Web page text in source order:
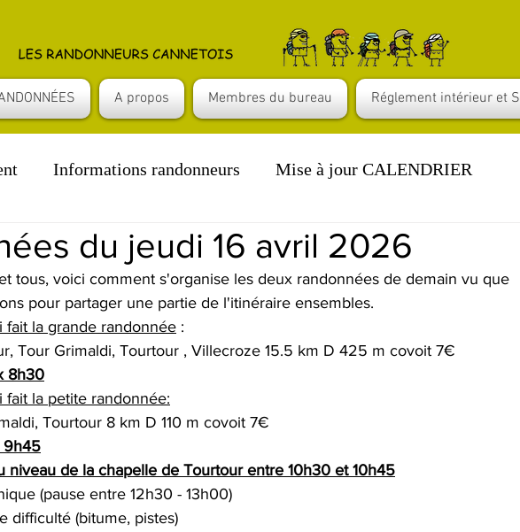
A propos Membres du bureau Réglement intérieur et
Informations randonneurs Mise à jour CALENDRIER
du jeudi 16 avril 2026
tous, voici comment s'organise les deux randonnées de demain vu que
pour partager une partie de l'itinéraire ensembles.
fait la grande randonnée :
Tour Grimaldi, Tourtour , Villecroze 15.5 km D 425 m covoit 7€
8h30
fait la petite randonnée:
Tourtour 8 km D 110 m covoit 7€
9h45
niveau de la chapelle de Tourtour entre 10h30 et 10h45
(pause entre 12h30 - 13h00)
difficulté (bitume, pistes)